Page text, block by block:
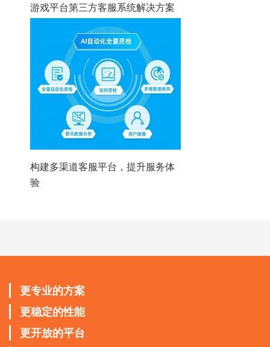
游戏平台第三方客服系统解决方案
构建多渠道客服平台，提升服务体
验
更专业的方案
更稳定的性能
更开放的平台